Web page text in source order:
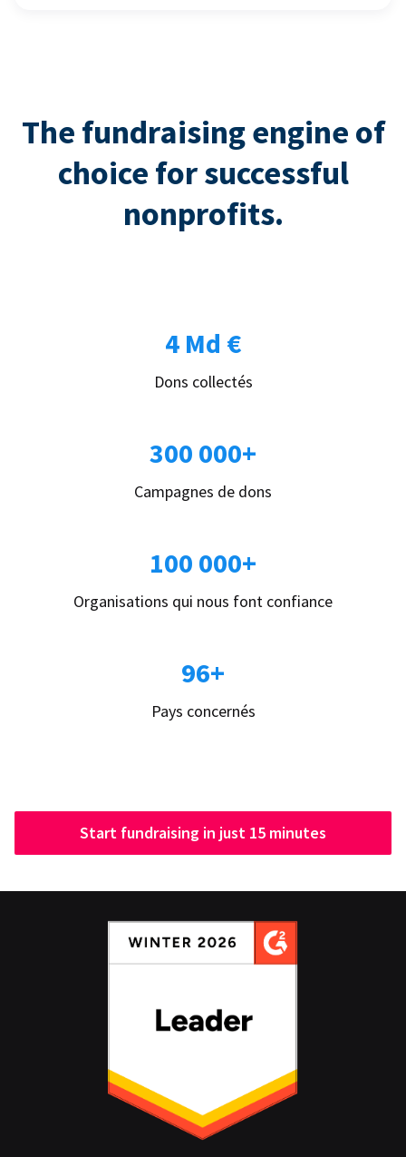
The fundraising engine of
choice for successful
nonprofits.
4 Md €
Dons collectés
300 000+
Campagnes de dons
100 000+
Organisations qui nous font confiance
96+
Pays concernés
Start fundraising in just 15 minutes